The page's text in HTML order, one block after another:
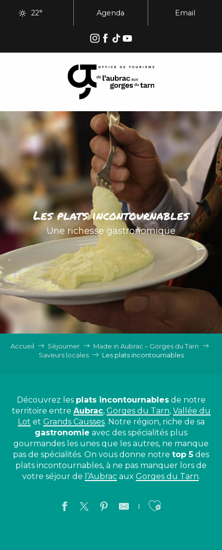
22° Agenda Email
Les plats incontournables
Une richesse gastronomique
Accueil Séjourner
Made in Aubrac – Gorges du Tarn
Saveurs locales
Les plats incontournables
Découvrez les plats incontournablesde notre
territoire entre Aubrac, Gorges du Tarn, Vallée du
Lot et Grands Causses. Notre région, riche de sa
gastronomie avec des spécialités plus
gourmandes les unes que les autres, ne manque
pas de spécialités. On vous donne notre top 5 des
plats incontournables, à ne pas manquer lors de
votre séjour de l’Aubracaux Gorges du Tarn.
Ajouter